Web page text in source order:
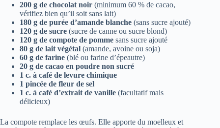
200 g de chocolat noir (minimum 60 % de cacao,
vérifiez bien qu’il soit sans lait)
180 g de purée d’amande blanche (sans sucre ajouté)
120 g de sucre (sucre de canne ou sucre blond)
120 g de compote de pomme sans sucre ajouté
80 g de lait végétal (amande, avoine ou soja)
60 g de farine (blé ou farine d’épeautre)
20 g de cacao en poudre non sucré
1 c. à café de levure chimique
1 pincée de fleur de sel
1 c. à café d’extrait de vanille (facultatif mais
délicieux)
La compote remplace les œufs. Elle apporte du moelleux et